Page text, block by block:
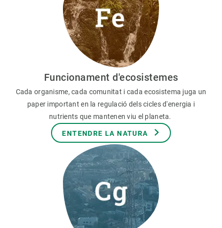
Funcionament d'ecosistemes
Cada organisme, cada comunitat i cada ecosistema juga un
paper important en la regulació dels cicles d'energia i
nutrients que mantenen viu el planeta.
ENTENDRE LA NATURA